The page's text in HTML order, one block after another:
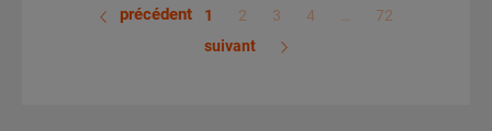
précédent 1 2 3 4 …
72
suivant